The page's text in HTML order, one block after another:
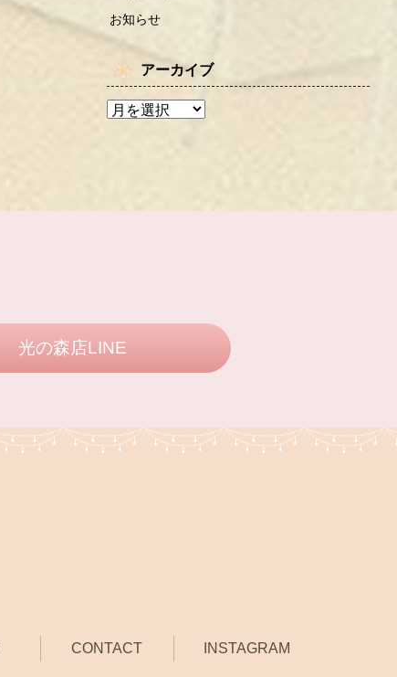
お知らせ
アーカイブ
光の森店LINE
CONTACT INSTAGRAM